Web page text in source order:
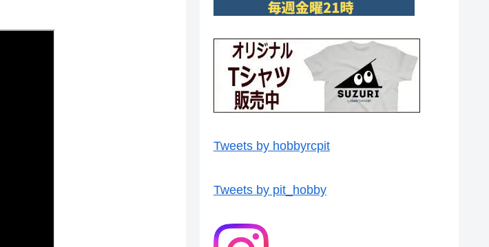
Tweets by hobbyrcpit
Tweets by pit_hobby